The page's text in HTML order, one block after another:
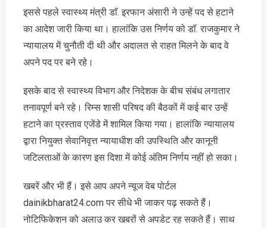
इससे पहले स्वास्थ्य मंत्री डाॅ. इरफान अंसारी ने उन्हें पद से हटाने
का आदेश जारी किया था। हालांकि उस निर्णय को डाॅ. राजकुमार ने
न्यायालय में चुनौती दी थी और अदालत से राहत मिलने के बाद वे
अपने पद पर बने रहे।
इसके बाद से स्वास्थ्य विभाग और निदेशक के बीच संबंध लगातार
तनावपूर्ण बने रहे। रिम्स शासी परिषद की बैठकों में कई बार उन्हें
हटाने का प्रस्ताव एजेंडे में शामिल किया गया। हालांकि न्यायालय
द्वारा नियुक्त सेवानिवृत्त न्यायाधीश की उपस्थिति और कानूनी
जटिलताओं के कारण इस दिशा में कोई अंतिम निर्णय नहीं हो सका।
खबरें और भी हैं। इसे आप अपने न्‍यूज वेब पोर्टल
dainikbharat24.com पर सीधे भी जाकर पढ़ सकते हैं।
नोटिफिकेशन को अलाउ कर खबरों से अपडेट रह सकते हैं। साथ